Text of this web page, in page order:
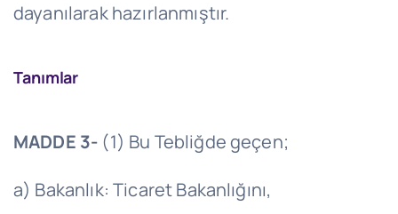
dayanılarak hazırlanmıştır.
Tanımlar
MADDE 3- (1) Bu Tebliğde geçen;
a) Bakanlık: Ticaret Bakanlığını,